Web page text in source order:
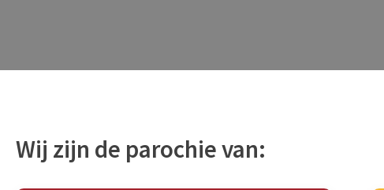
Wij zijn de parochie van: